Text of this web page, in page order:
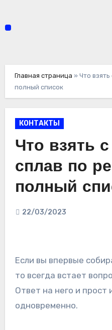
Главная страница » Что
полный список
КОНТАКТЫ
Что взять
сплав по
полный
22/03/2023
Если вы впервые собираетесь в водный поход,
то всегда встает
Ответ на него и прост
одновременно.